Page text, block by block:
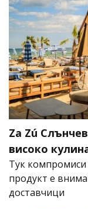
Za Zú
високо
Тук компромиси
продукт е
доставчици